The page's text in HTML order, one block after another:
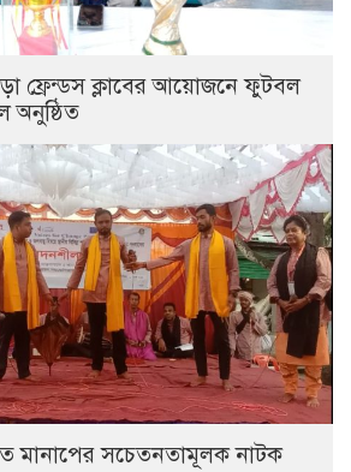
ফ্রেন্ডস ক্লাবের আয়োজনে ফুটবল
অনুষ্ঠিত
মানাপের সচেতনতামূলক নাটক